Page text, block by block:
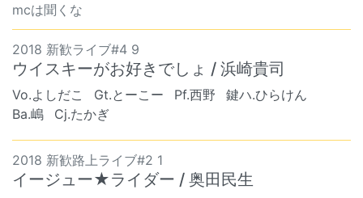
mcは聞くな
2018 新歓ライブ#4 9
ウイスキーがお好きでしょ / 浜崎貴司
Vo.よしだこ Gt.とーこー Pf.西野
鍵ハ.ひらけん
Ba.嶋
Cj.たかぎ
2018 新歓路上ライブ#2 1
イージュー★ライダー / 奥田民生